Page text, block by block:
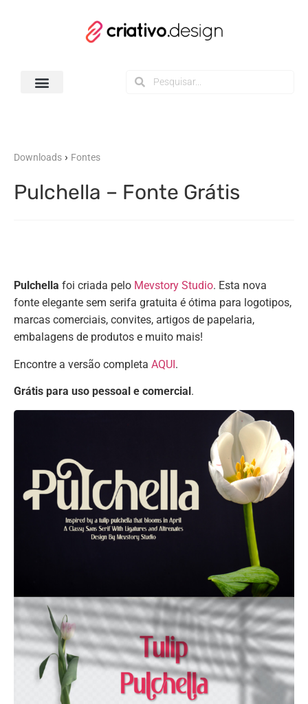
Downloads › Fontes
Pulchella – Fonte Grátis
Pulchella foi criada pelo Mevstory Studio. Esta nova
fonte elegante sem serifa gratuita é ótima para logotipos,
marcas comerciais, convites, artigos de papelaria,
embalagens de produtos e muito mais!
Encontre a versão completa AQUI.
Grátis para uso pessoal e comercial .